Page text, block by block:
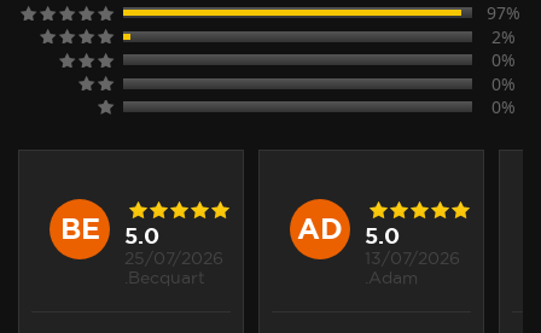
97%
2%
0%
0%
0%
BE 5.0
25/07/2026
.Becquart
AD 5.0
13/07/2026
.Adam